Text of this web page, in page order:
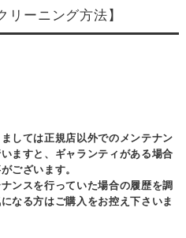
リーニング方法】
しては正規店以外でのメンテナン
ますと、ギャランティがある場合
ございます。
ンスを行っていた場合の履歴を調
なる方はご購入をお控え下さいま